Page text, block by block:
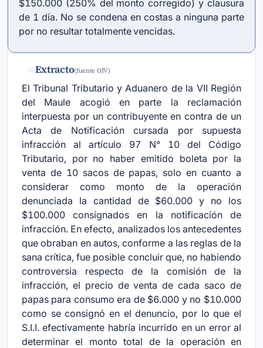
$150.000 (250% del monto corregido) y clausura
de 1 día. No se condena en costas a ninguna parte
por no resultar totalmente vencidas.
# Extracto(fuente OJV)
El Tribunal Tributario y Aduanero de la VII Región
del Maule acogió en parte la reclamación
interpuesta por un contribuyente en contra de un
Acta de Notificación cursada por supuesta
infracción al artículo 97 N° 10 del Código
Tributario, por no haber emitido boleta por la
venta de 10 sacos de papas, solo en cuanto a
considerar como monto de la operación
denunciada la cantidad de $60.000 y no los
$100.000 consignados en la notificación de
infracción. En efecto, analizados los antecedentes
que obraban en autos, conforme a las reglas de la
sana crítica, fue posible concluir que, no habiendo
controversia respecto de la comisión de la
infracción, el precio de venta de cada saco de
papas para consumo era de $6.000 y no $10.000
como se consignó en el denuncio, por lo que el
S.I.I. efectivamente habría incurrido en un error al
determinar el monto total de la operación en